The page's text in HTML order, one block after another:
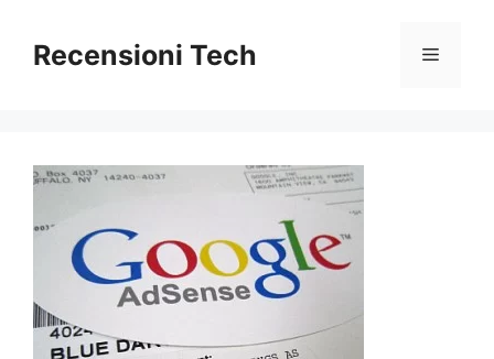
contenuto
Recensioni Tech Menu